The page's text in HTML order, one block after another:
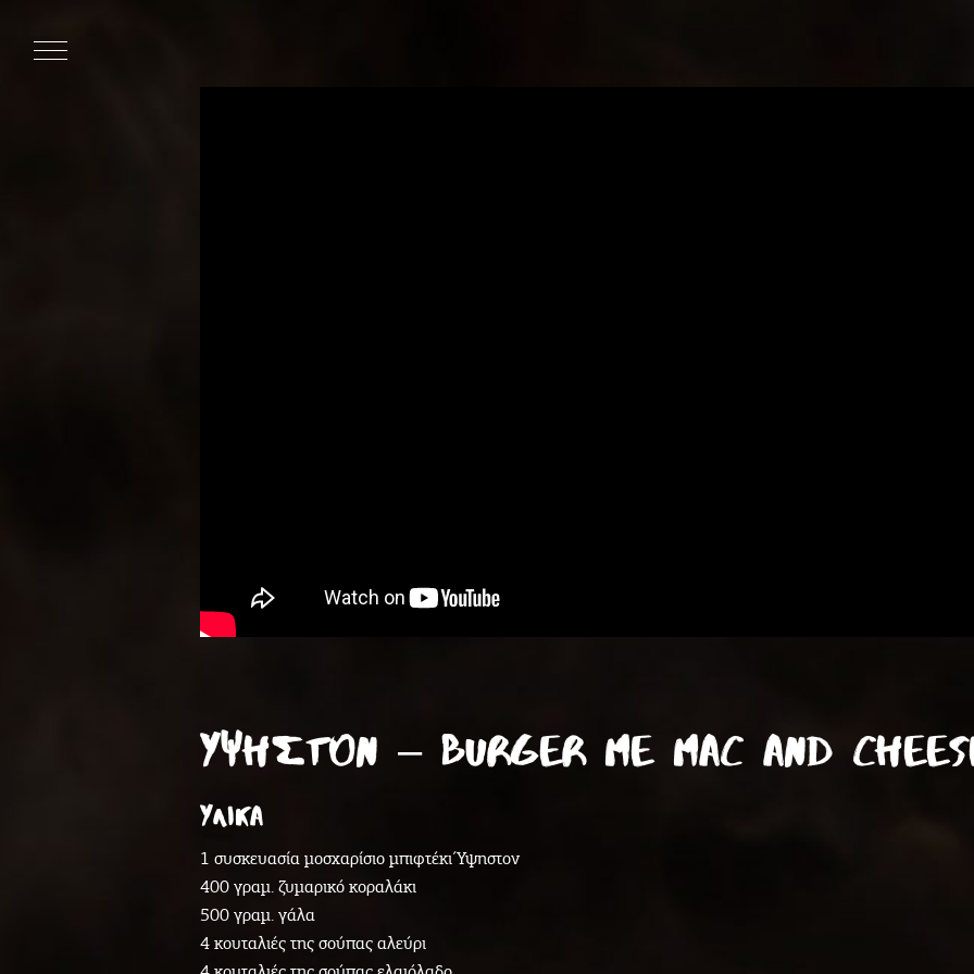
ΥΨΗΣΤΟΝ – BURGER ΜΕ MAC AND
ΥΛΙΚΑ
1 συσκευασία μοσχαρίσιο μπιφτέκι Ύψηστον
400 γραμ. ζυμαρικό κοραλάκι
500 γραμ. γάλα
4 κουταλιές της σούπας αλεύρι